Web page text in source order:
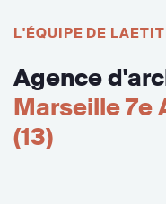
L'ÉQUIPE DE
Agence
Marseille 7e
(13)